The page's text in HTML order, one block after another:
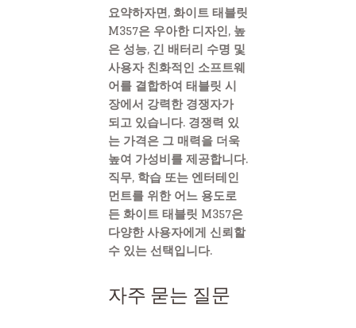
요약하자면, 화이트 태블릿
M357은 우아한 디자인, 높
은 성능, 긴 배터리 수명 및
사용자 친화적인 소프트웨
어를 결합하여 태블릿 시
장에서 강력한 경쟁자가
되고 있습니다. 경쟁력 있
는 가격은 그 매력을 더욱
높여 가성비를 제공합니다.
직무, 학습 또는 엔터테인
먼트를 위한 어느 용도로
든 화이트 태블릿 M357은
다양한 사용자에게 신뢰할
수 있는 선택입니다.
자주 묻는 질문